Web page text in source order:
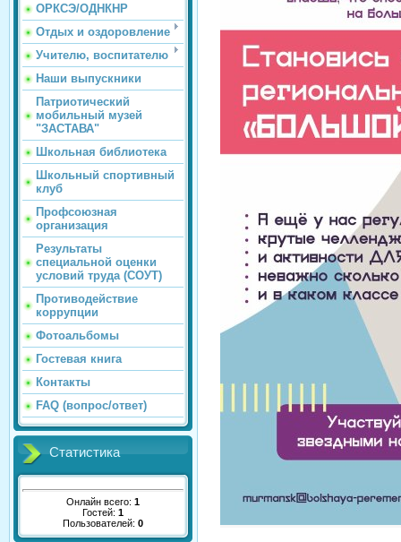
ОРКСЭ/ОДНКНР
Отдых и оздоровление
Учителю, воспитателю
Наши выпускники
Патриотический
мобильный музей
"ЗАСТАВА"
Школьная библиотека
Школьный спортивный
клуб
Профсоюзная
организация
Результаты
специальной оценки
условий труда (СОУТ)
Противодействие
коррупции
Фотоальбомы
Гостевая книга
Контакты
FAQ (вопрос/ответ)
Статистика
Онлайн всего: 1
Гостей: 1
Пользователей: 0